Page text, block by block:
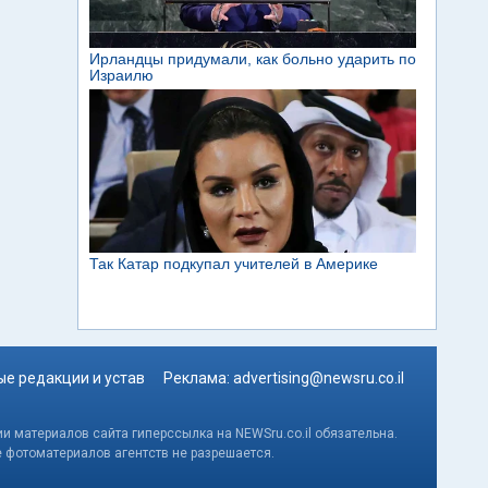
редакции и устав Реклама: advertising@newsru.co.il
сайта гиперссылка на NEWSru.co.il обязательна.
агентств не разрешается.